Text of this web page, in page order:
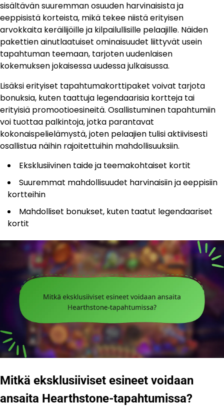
sisältävän suuremman osuuden harvinaisista ja
eeppisistä korteista, mikä tekee niistä erityisen
arvokkaita keräilijöille ja kilpailullisille pelaajille. Näiden
pakettien ainutlaatuiset ominaisuudet liittyvät usein
tapahtuman teemaan, tarjoten uudenlaisen
kokemuksen jokaisessa uudessa julkaisussa.
Lisäksi erityiset tapahtumakorttipaket voivat tarjota
bonuksia, kuten taattuja legendaarisia kortteja tai
erityisiä promootioesineitä. Osallistuminen tapahtumiin
voi tuottaa palkintoja, jotka parantavat
kokonaispelielämystä, joten pelaajien tulisi aktiivisesti
osallistua näihin rajoitettuihin mahdollisuuksiin.
Eksklusiivinen taide ja teemakohtaiset kortit
Suuremmat mahdollisuudet harvinaisiin ja eeppisiin
kortteihin
Mahdolliset bonukset, kuten taatut legendaariset
kortit
Mitkä eksklusiiviset esineet voidaan
ansaita Hearthstone-tapahtumissa?